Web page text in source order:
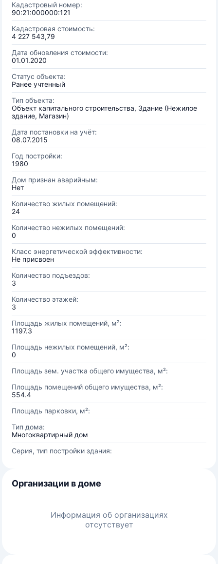
Кадастровый номер:
90:21:000000:121
Кадастровая стоимость:
4 227 543,79
Дата обновления стоимости:
01.01.2020
Статус объекта:
Ранее учтенный
Тип объекта:
Объект капитального строительства, Здание (Нежилое
здание, Магазин)
Дата постановки на учёт:
08.07.2015
Год постройки:
1980
Дом признан аварийным:
Нет
Количество жилых помещений:
24
Количество нежилых помещений:
0
Класс энергетической эффективности:
Не присвоен
Количество подъездов:
3
Количество этажей:
3
Площадь жилых помещений, м²:
1197.3
Площадь нежилых помещений, м²:
0
Площадь зем. участка общего имущества, м²:
Площадь помещений общего имущества, м²:
554.4
Площадь парковки, м²:
Тип дома:
Многоквартирный дом
Серия, тип постройки здания:
Организации в доме
Информация об организациях
отсутствует